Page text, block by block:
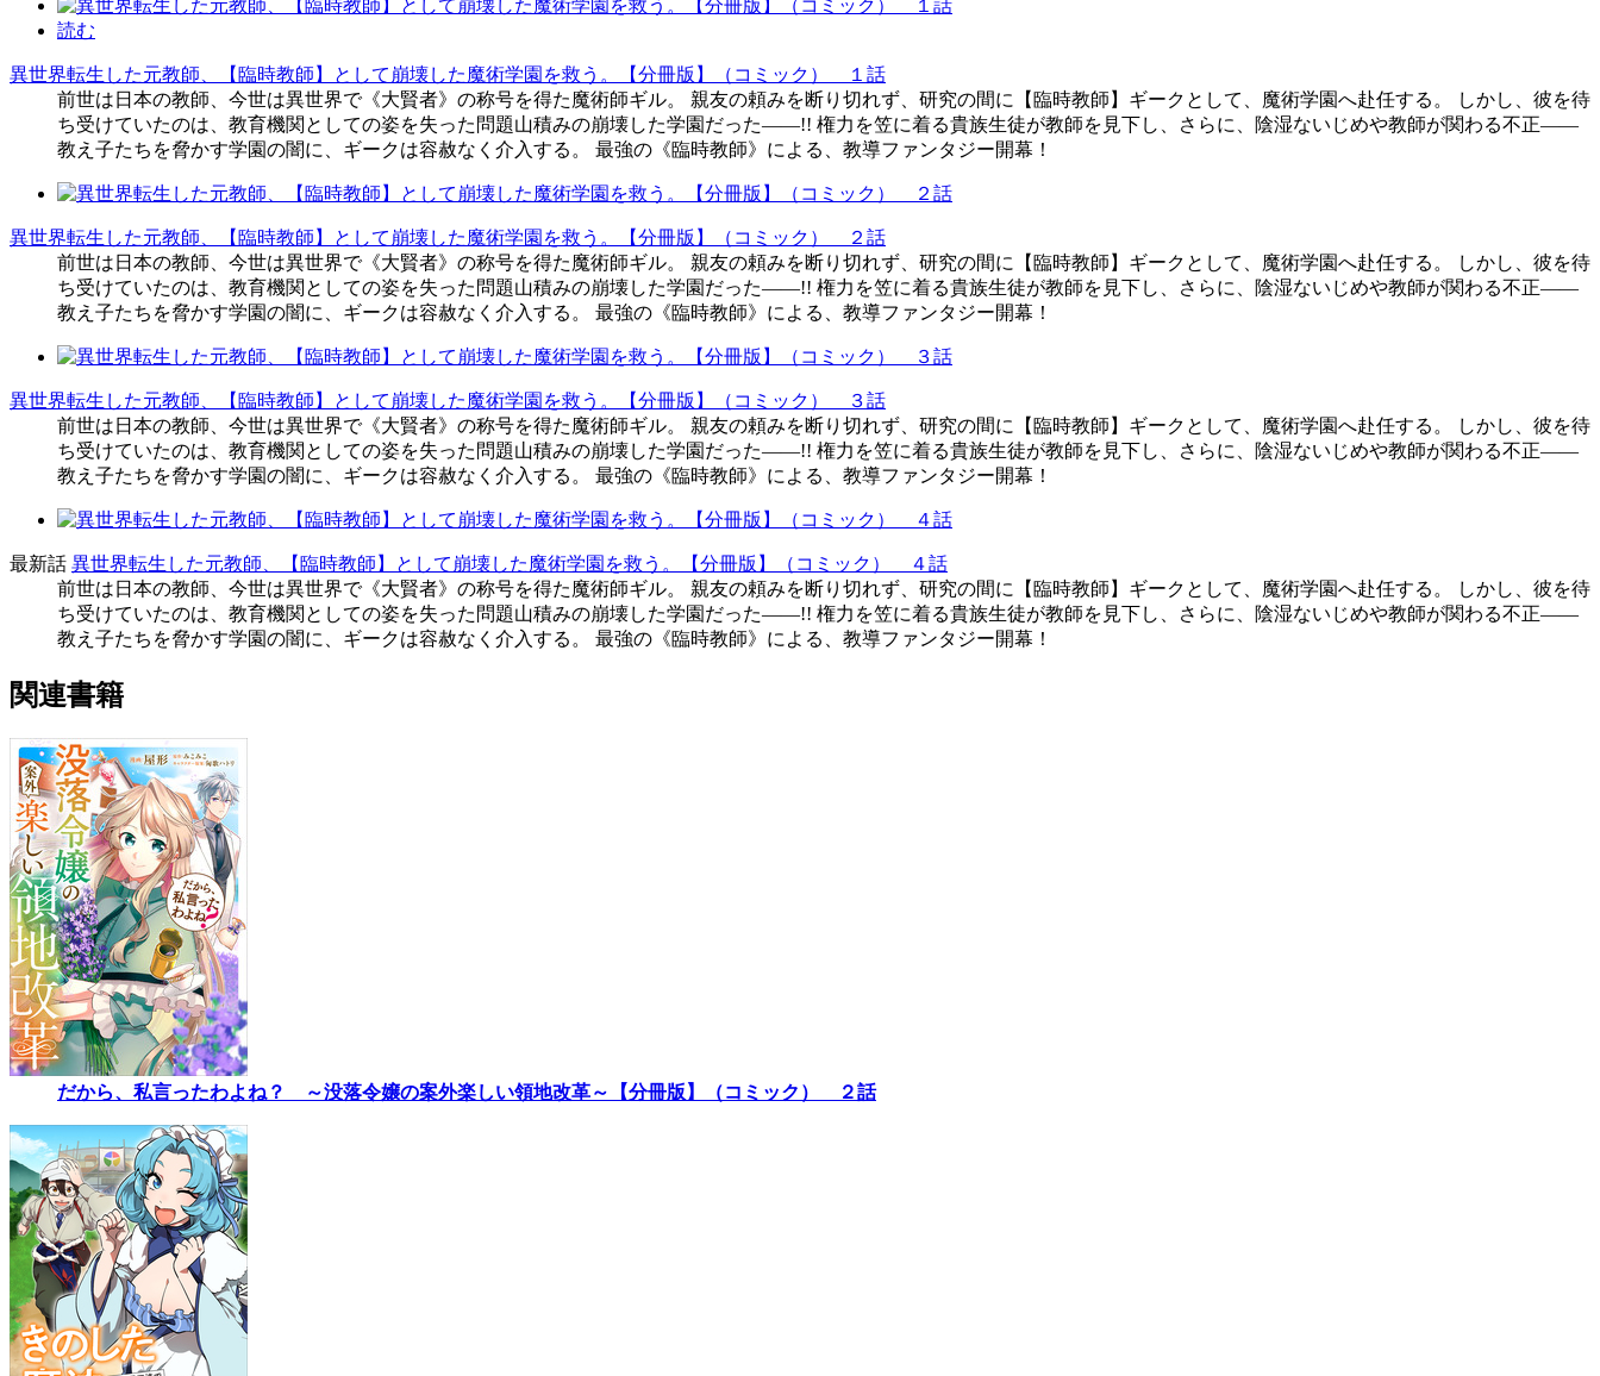
読む
異世界転生した元教師、【臨時教師】として崩壊した魔術学園を救う。【分冊版】（コミック） １話
前世は日本の教師、今世は異世界で《大賢者》の称号を得た魔術師ギル。 親友の頼みを断り切れず、研究の間に【臨時教師】ギークとして、魔術学園へ赴任する。 しかし、彼を待
ち受けていたのは、教育機関としての姿を失った問題山積みの崩壊した学園だった――!! 権力を笠に着る貴族生徒が教師を見下し、さらに、陰湿ないじめや教師が関わる不正――
教え子たちを脅かす学園の闇に、ギークは容赦なく介入する。 最強の《臨時教師》による、教導ファンタジー開幕！
異世界転生した元教師、【臨時教師】として崩壊した魔術学園を救う。【分冊版】（コミック） ２話
前世は日本の教師、今世は異世界で《大賢者》の称号を得た魔術師ギル。 親友の頼みを断り切れず、研究の間に【臨時教師】ギークとして、魔術学園へ赴任する。 しかし、彼を待
ち受けていたのは、教育機関としての姿を失った問題山積みの崩壊した学園だった――!! 権力を笠に着る貴族生徒が教師を見下し、さらに、陰湿ないじめや教師が関わる不正――
教え子たちを脅かす学園の闇に、ギークは容赦なく介入する。 最強の《臨時教師》による、教導ファンタジー開幕！
異世界転生した元教師、【臨時教師】として崩壊した魔術学園を救う。【分冊版】（コミック） ３話
前世は日本の教師、今世は異世界で《大賢者》の称号を得た魔術師ギル。 親友の頼みを断り切れず、研究の間に【臨時教師】ギークとして、魔術学園へ赴任する。 しかし、彼を待
ち受けていたのは、教育機関としての姿を失った問題山積みの崩壊した学園だった――!! 権力を笠に着る貴族生徒が教師を見下し、さらに、陰湿ないじめや教師が関わる不正――
教え子たちを脅かす学園の闇に、ギークは容赦なく介入する。 最強の《臨時教師》による、教導ファンタジー開幕！
最新話 異世界転生した元教師、【臨時教師】として崩壊した魔術学園を救う。【分冊版】（コミック） ４話
前世は日本の教師、今世は異世界で《大賢者》の称号を得た魔術師ギル。 親友の頼みを断り切れず、研究の間に【臨時教師】ギークとして、魔術学園へ赴任する。 しかし、彼を待
ち受けていたのは、教育機関としての姿を失った問題山積みの崩壊した学園だった――!! 権力を笠に着る貴族生徒が教師を見下し、さらに、陰湿ないじめや教師が関わる不正――
教え子たちを脅かす学園の闇に、ギークは容赦なく介入する。 最強の《臨時教師》による、教導ファンタジー開幕！
関連書籍
だから、私言ったわよね？ ～没落令嬢の案外楽しい領地改革～【分冊版】（コミック） ２話